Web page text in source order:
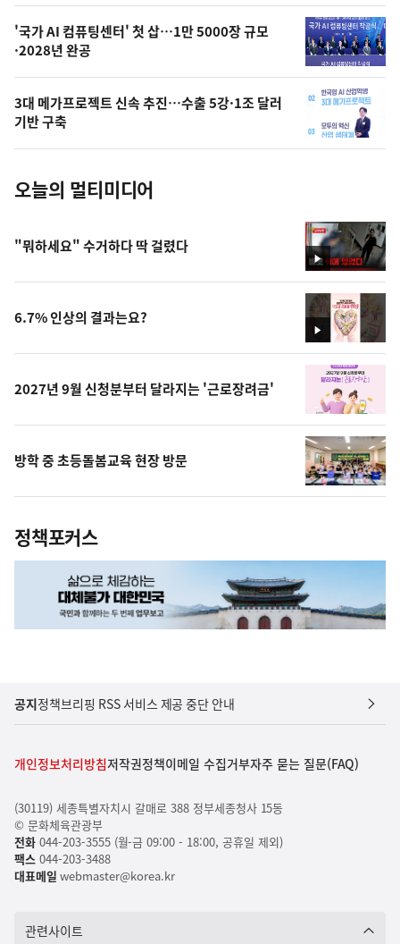
오
의
사
진
'국가 AI 컴퓨팅센터' 첫 삽…1만 5000장 규모
·2028년 완공
3대 메가프로젝트 신속 추진…수출 5강·1조 달러
기반 구축
오늘의 멀티미디어
영
상
"뭐하세요" 수거하다 딱 걸렸다
영
상
6.7% 인상의 결과는요?
2027년 9월 신청분부터 달라지는 '근로장려금'
방학 중 초등돌봄교육 현장 방문
정책포커스
공지정책브리핑 RSS 서비스 제공 중단 안내
개인정보처리방침저작권정책이메일 수집거부자주 묻는 질문(FAQ)
(30119) 세종특별자치시 갈매로 388 정부세종청사 15동
© 문화체육관광부
전화044-203-3555 (월-금 09:00 - 18:00, 공휴일 제외)
팩스044-203-3488
대표메일 webmaster@korea.kr
관련사이트